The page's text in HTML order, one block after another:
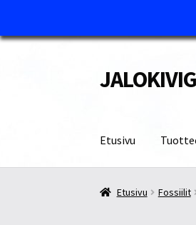
Siirry
navigointiin
Siirry
sisältöön
Etusivu
Etusivu Kassa
Etusivu Fossiilit